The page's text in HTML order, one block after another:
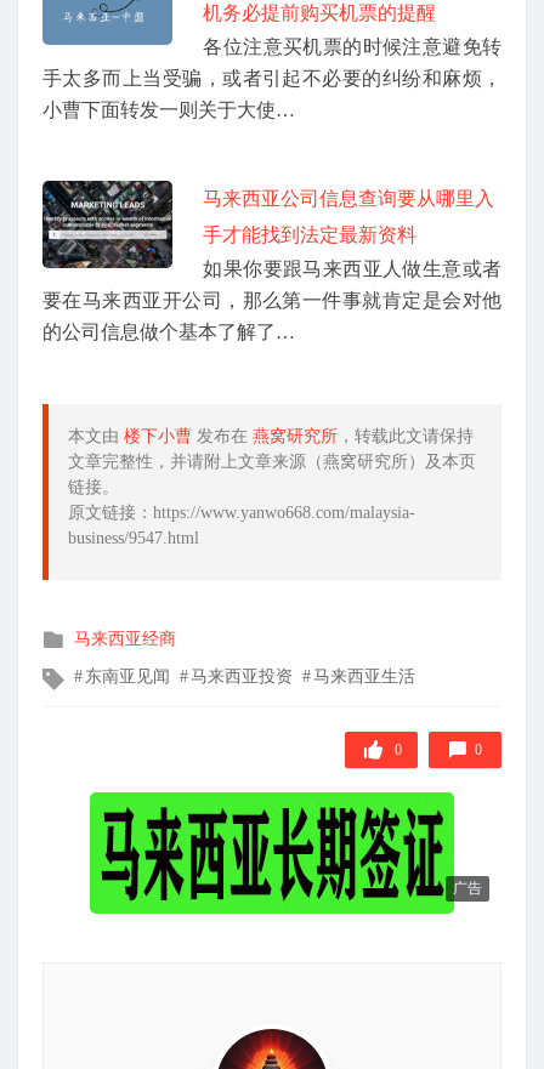
机务必提前购买机票的提醒
各位注意买机票的时候注意避免转
手太多而上当受骗，或者引起不必要的纠纷和麻烦，
小曹下面转发一则关于大使…
马来西亚公司信息查询要从哪里入
手才能找到法定最新资料
如果你要跟马来西亚人做生意或者
要在马来西亚开公司，那么第一件事就肯定是会对他
的公司信息做个基本了解了…
本文由 楼下小曹 发布在 燕窝研究所 ，转载此文请保持
文章完整性，并请附上文章来源（燕窝研究所）及本页
链接。
原文链接：https://www.yanwo668.com/malaysia-
business/9547.html
发
在
马来西亚经商
文 东南亚见闻 马来西亚投资 马来西亚生活
0 0
广告